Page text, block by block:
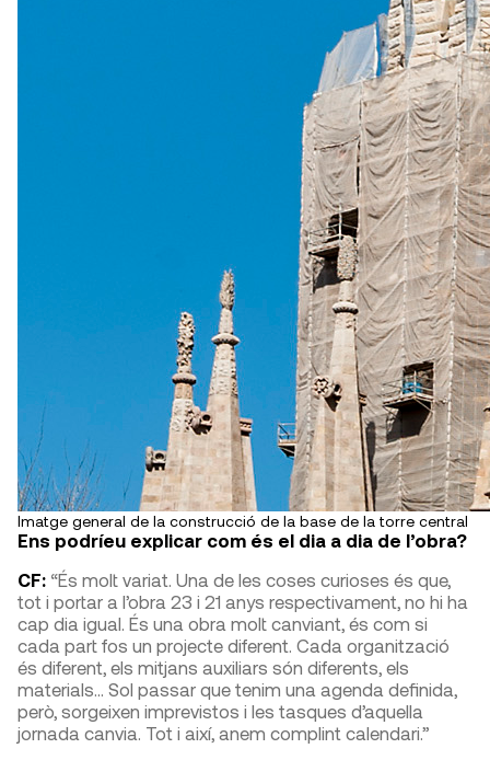
Imatge general de la construcció de la base de la torre central
Ens podríeu explicar com és el dia a dia de l’obra?
CF: “És molt variat. Una de les coses curioses és que,
tot i portar a l’obra 23 i 21 anys respectivament, no hi ha
cap dia igual. És una obra molt canviant, és com si
cada part fos un projecte diferent. Cada organització
és diferent, els mitjans auxiliars són diferents, els
materials… Sol passar que tenim una agenda definida,
però, sorgeixen imprevistos i les tasques d’aquella
jornada canvia. Tot i així, anem complint calendari.”